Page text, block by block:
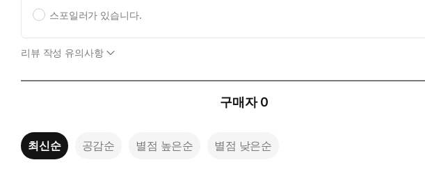
스포일러가 있습니다.
리뷰 작성 유의사항
구매자 0
최신순 공감순 별점 높은순 별점 낮은순